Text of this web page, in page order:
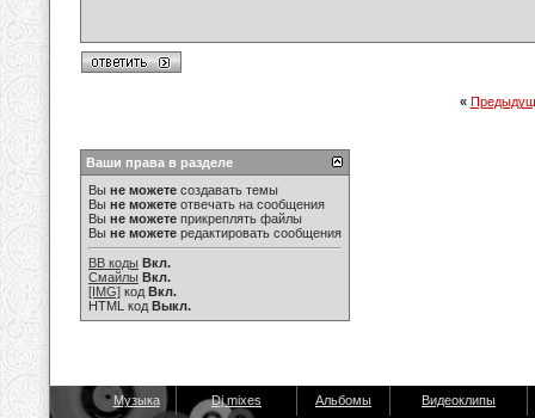
«
Ваши права в разделе
Вы не можете создавать темы
Вы не можете отвечать на сообщения
Вы не можете прикреплять файлы
Вы не можете редактировать сообщения
BB коды Вкл.
Смайлы Вкл.
[IMG] код Вкл.
HTML код Выкл.
Музыка Dj mixes Альбомы Видеоклипы